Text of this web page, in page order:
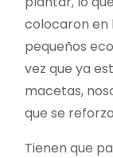
colocaron en
pequeños
vez que ya
macetas,
que se
Tienen que